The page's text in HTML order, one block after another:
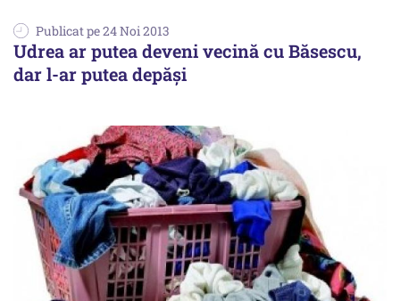
Publicat pe 24 Noi 2013
Udrea ar putea deveni vecină cu Băsescu,
dar l-ar putea depăși